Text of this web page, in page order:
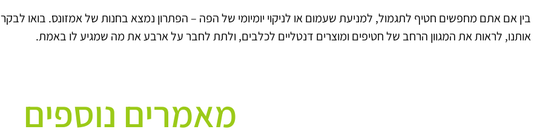
בין אם אתם מחפשים חטיף לתגמול, למניעת שעמום או לניקוי יומיומי של הפה – הפתרון נמצא בחנות של אמזונס. בואו לבקר
אותנו, לראות את המגוון הרחב של חטיפים ומוצרים דנטליים לכלבים, ולתת לחבר על ארבע את מה שמגיע לו באמת.
מאמרים נוספים